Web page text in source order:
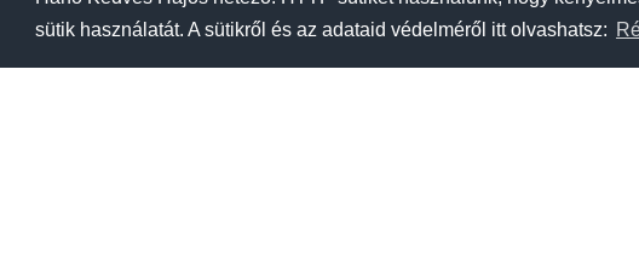
sütik használatát. A sütikről és az adataid védelméről itt olvashatsz: